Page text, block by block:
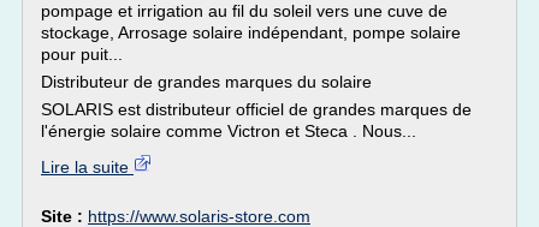
pompage et irrigation au fil du soleil vers une cuve de
stockage, Arrosage solaire indépendant, pompe solaire
pour puit...
Distributeur de grandes marques du solaire
SOLARIS est distributeur officiel de grandes marques de
l'énergie solaire comme Victron et Steca . Nous...
Lire la suite
Site : https://www.solaris-store.com